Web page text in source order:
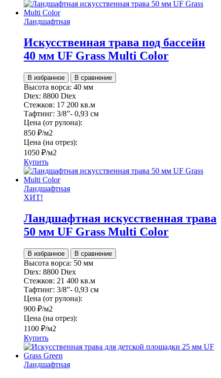
Ландшафтная
Искусственная трава под бассейн
40 мм UF Grass Multi Color
В избранное В сравнение
Высота ворса: 40 мм
Dtex: 8800 Dtex
Стежков: 17 200 кв.м
Тафтинг: 3/8”- 0,93 см
Цена (от рулона):
850 ₽/м2
Цена (на отрез):
1050 ₽/м2
Купить
Ландшафтная
ХИТ!
Ландшафтная искусственная трава
50 мм UF Grass Multi Color
В избранное В сравнение
Высота ворса: 50 мм
Dtex: 8800 Dtex
Стежков: 21 400 кв.м
Тафтинг: 3/8”- 0,93 см
Цена (от рулона):
900 ₽/м2
Цена (на отрез):
1100 ₽/м2
Купить
Ландшафтная